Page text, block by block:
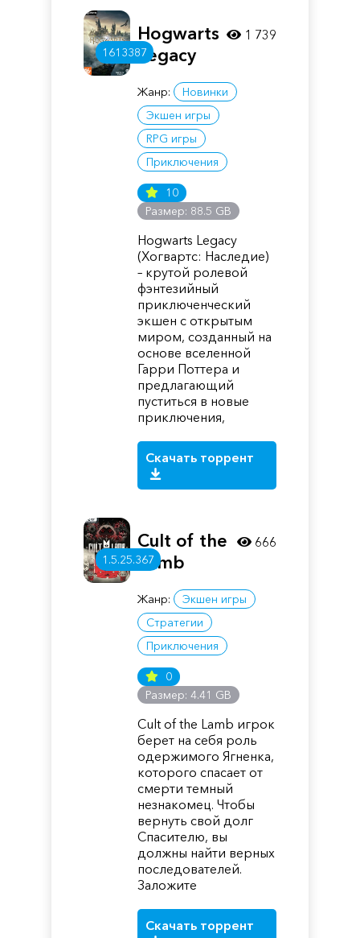
1613387
Hogwarts
Legacy
Жанр:
Новинки
Экшен игры
RPG игры
Приключения
10
Размер: 88.5 GB
Hogwarts Legacy
(Хогвартс: Наследие)
– крутой ролевой
фэнтезийный
приключенческий
экшен с открытым
миром, созданный на
основе вселенной
Гарри Поттера и
предлагающий
пуститься в новые
приключения,
Скачать торрент
1 739
1.5.25.367
Cult of the
Lamb
Жанр:
Экшен игры
Стратегии
Приключения
0
Размер: 4.41 GB
Cult of the Lamb игрок
берет на себя роль
одержимого Ягненка,
которого спасает от
смерти темный
незнакомец. Чтобы
вернуть свой долг
Спасителю, вы
должны найти верных
последователей.
Заложите
Скачать торрент
666